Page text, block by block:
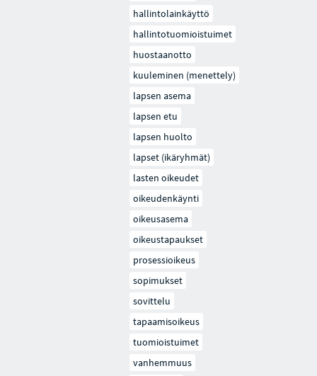
hallintolainkäyttö
hallintotuomioistuimet
huostaanotto
kuuleminen (menettely)
lapsen asema
lapsen etu
lapsen huolto
lapset (ikäryhmät)
lasten oikeudet
oikeudenkäynti
oikeusasema
oikeustapaukset
prosessioikeus
sopimukset
sovittelu
tapaamisoikeus
tuomioistuimet
vanhemmuus